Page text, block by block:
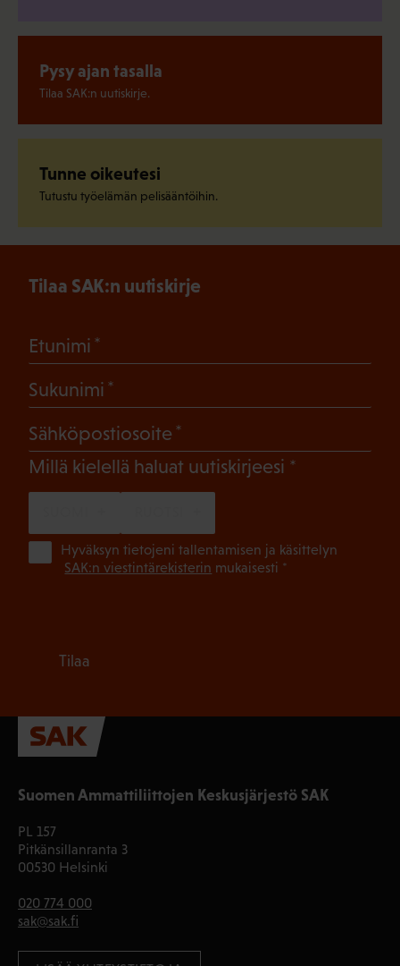
Pysy ajan tasalla
Tilaa SAK:n uutiskirje.
Tunne oikeutesi
Tutustu työelämän pelisääntöihin.
Suomen Ammattiliittojen Keskusjärjestö SAK
PL 157
Pitkänsillanranta 3
00530 Helsinki
020 774 000
sak@sak.fi
Tilaa SAK:n uutiskirje
Etunimi
Sukunimi
Sähköpostiosoite
Millä kielellä haluat uutiskirjeesi (Pakollinen)
Hyväksyn tietojeni tallentamisen ja käsittelyn
SAK:n viestintärekisterin mukaisesti *
Tilaa